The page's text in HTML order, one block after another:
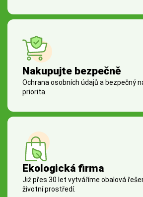
Nakupujte bezpečně
Ochrana osobních údajů a bezpečný
priorita.
Ekologická firma
Již přes 30 let vytváříme obalová
životní prostředí.